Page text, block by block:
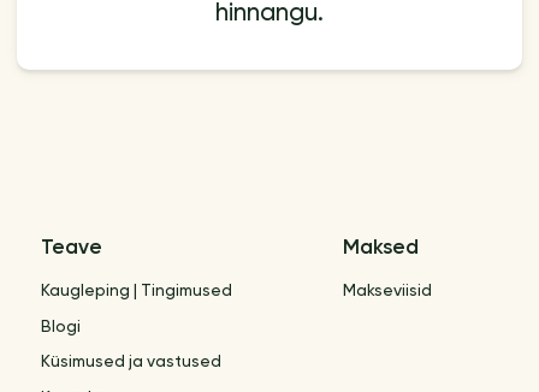
hinnangu.
Teave
Kaugleping | Tingimused
Blogi
Küsimused ja vastused
Maksed
Makseviisid